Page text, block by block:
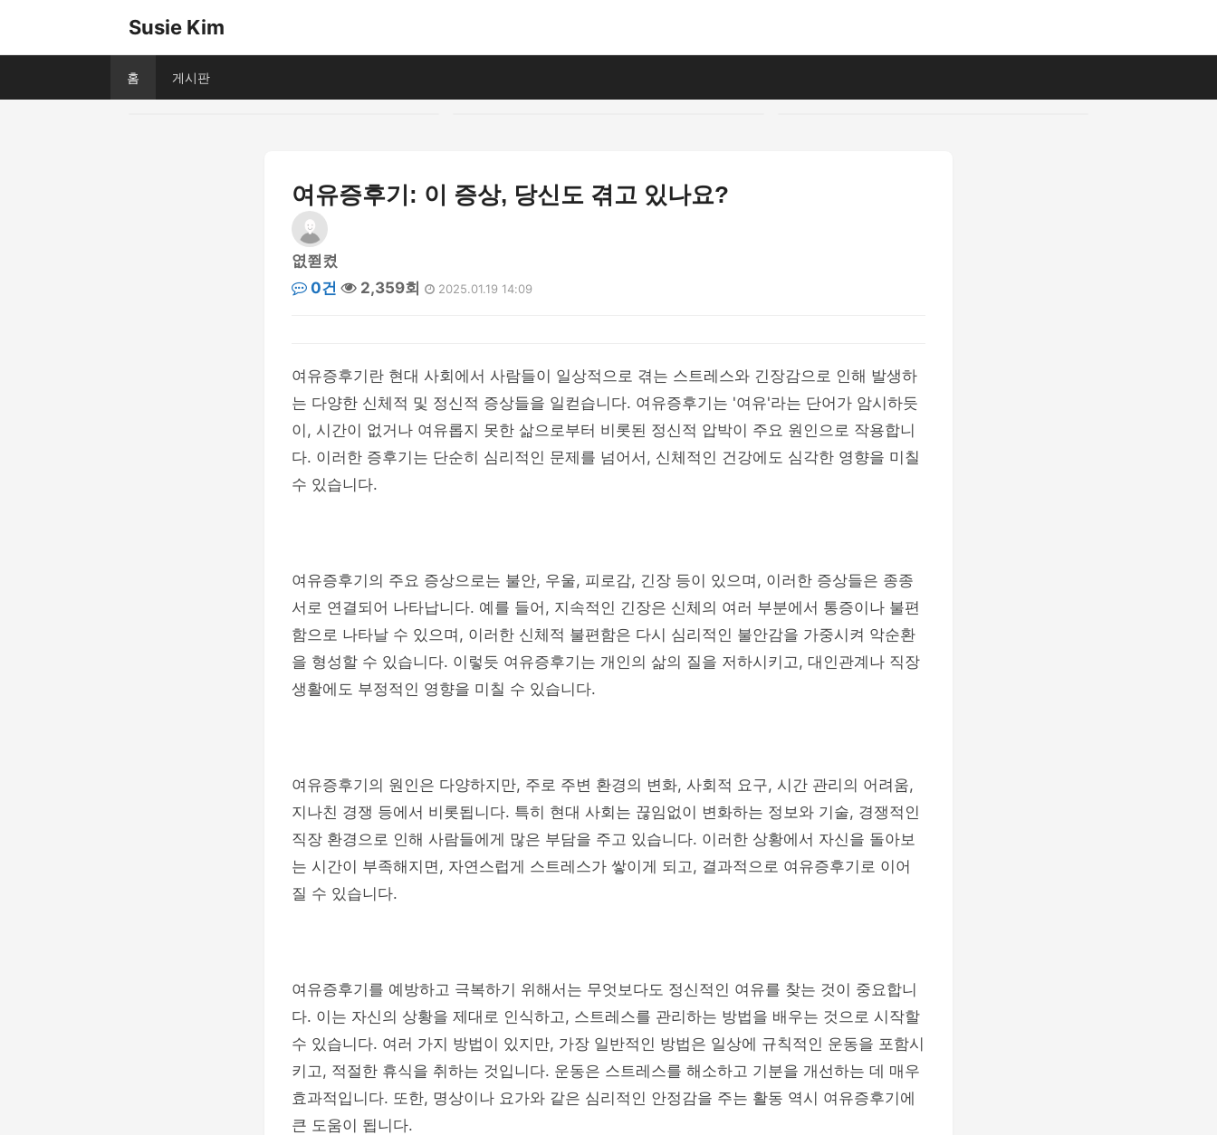
Susie Kim
홈 게시판
여유증후기: 이 증상, 당신도 겪고 있나요?
엾쮣켰
0건
2,359회 2025.01.19 14:09
여유증후기란 현대 사회에서 사람들이 일상적으로 겪는 스트레스와 긴장감으로 인해 발생하
는 다양한 신체적 및 정신적 증상들을 일컫습니다. 여유증후기는 '여유'라는 단어가 암시하듯
이, 시간이 없거나 여유롭지 못한 삶으로부터 비롯된 정신적 압박이 주요 원인으로 작용합니
다. 이러한 증후기는 단순히 심리적인 문제를 넘어서, 신체적인 건강에도 심각한 영향을 미칠
수 있습니다.
여유증후기의 주요 증상으로는 불안, 우울, 피로감, 긴장 등이 있으며, 이러한 증상들은 종종
서로 연결되어 나타납니다. 예를 들어, 지속적인 긴장은 신체의 여러 부분에서 통증이나 불편
함으로 나타날 수 있으며, 이러한 신체적 불편함은 다시 심리적인 불안감을 가중시켜 악순환
을 형성할 수 있습니다. 이렇듯 여유증후기는 개인의 삶의 질을 저하시키고, 대인관계나 직장
생활에도 부정적인 영향을 미칠 수 있습니다.
여유증후기의 원인은 다양하지만, 주로 주변 환경의 변화, 사회적 요구, 시간 관리의 어려움,
지나친 경쟁 등에서 비롯됩니다. 특히 현대 사회는 끊임없이 변화하는 정보와 기술, 경쟁적인
직장 환경으로 인해 사람들에게 많은 부담을 주고 있습니다. 이러한 상황에서 자신을 돌아보
는 시간이 부족해지면, 자연스럽게 스트레스가 쌓이게 되고, 결과적으로 여유증후기로 이어
질 수 있습니다.
여유증후기를 예방하고 극복하기 위해서는 무엇보다도 정신적인 여유를 찾는 것이 중요합니
다. 이는 자신의 상황을 제대로 인식하고, 스트레스를 관리하는 방법을 배우는 것으로 시작할
수 있습니다. 여러 가지 방법이 있지만, 가장 일반적인 방법은 일상에 규칙적인 운동을 포함시
키고, 적절한 휴식을 취하는 것입니다. 운동은 스트레스를 해소하고 기분을 개선하는 데 매우
효과적입니다. 또한, 명상이나 요가와 같은 심리적인 안정감을 주는 활동 역시 여유증후기에
큰 도움이 됩니다.